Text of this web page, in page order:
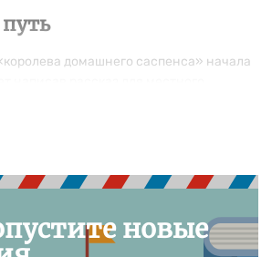
домашнего саспенса» начала
сценарий для телевидения. И хотя ее
творчеству.
популярность не только в ее
по всему миру. Ей интересно
новые